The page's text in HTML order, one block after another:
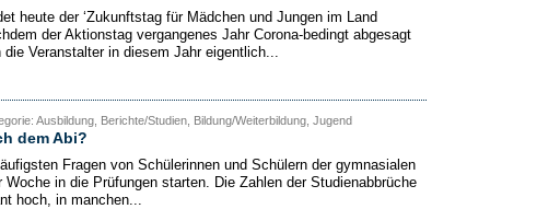
heute der ‘Zukunftstag für Mädchen und Jungen im Land
der Aktionstag vergangenes Jahr Corona-bedingt abgesagt
Veranstalter in diesem Jahr eigentlich...
Ausbildung, Berichte/Studien, Bildung/Weiterbildung, Jugend
dem Abi?
Fragen von Schülerinnen und Schülern der gymnasialen
in die Prüfungen starten. Die Zahlen der Studienabbrüche
hoch, in manchen...